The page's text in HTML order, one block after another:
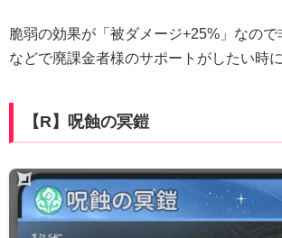
脆弱の効果が「被ダメージ+25%」なの
などで廃課金者様のサポートがしたい時に
【R】呪蝕の冥鎧